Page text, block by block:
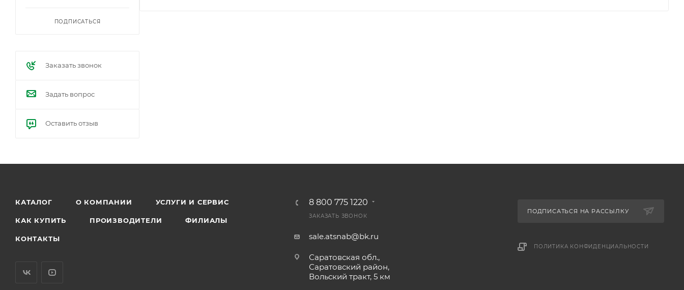
ПОДПИСАТЬСЯ
Заказать звонок
Задать вопрос
Оставить отзыв
КАТАЛОГ О КОМПАНИИ УСЛУГИ И СЕРВИС
КАК КУПИТЬ ПРОИЗВОДИТЕЛИ ФИЛИАЛЫ
КОНТАКТЫ
8 800 775 1220
ЗАКАЗАТЬ ЗВОНОК
sale.atsnab@bk.ru
Саратовская обл.,
Саратовский район,
Вольский тракт, 5 км
ПОДПИСАТЬСЯ НА РАССЫЛКУ
ПОЛИТИКА КОНФИДЕНЦИАЛЬНОСТИ